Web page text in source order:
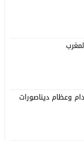
وعظام ديناصورات